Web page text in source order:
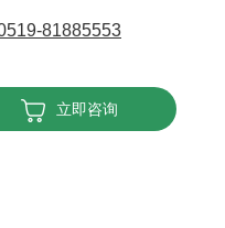
81885553
立即咨询